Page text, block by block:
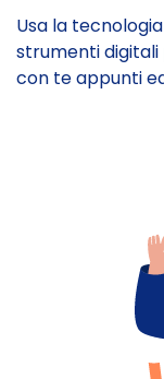
Usa la
strumenti
con te appunti